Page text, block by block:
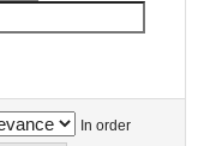
In order